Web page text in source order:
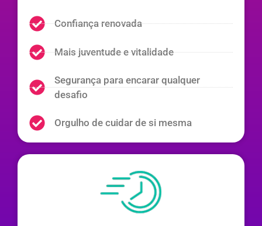
Confiança renovada
Mais juventude e vitalidade
Segurança para encarar qualquer
desafio
Orgulho de cuidar de si mesma